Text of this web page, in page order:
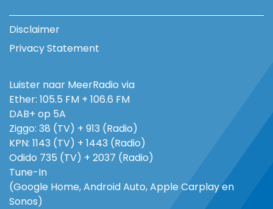
Disclaimer
Privacy Statement
Luister naar MeerRadio via
Ether: 105.5 FM + 106.6 FM
DAB+ op 5A
Ziggo: 38 (TV) + 913 (Radio)
KPN: 1143 (TV) + 1443 (Radio)
Odido 735 (TV) + 2037 (Radio)
Tune-In
(Google Home, Android Auto, Apple Carplay en
Sonos)